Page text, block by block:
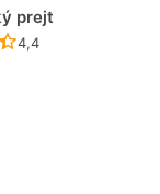
prejt
Recept ještě nebyl
4,4